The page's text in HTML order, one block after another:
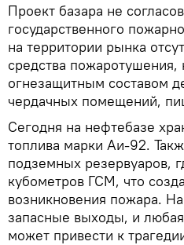
Проект базара не
государственного
на территории рынка
средства пожаротушения,
огнезащитным составом
чердачных помещений,
Сегодня на нефтебазе
топлива марки Аи-92.
подземных резервуаров,
кубометров ГСМ, что
возникновения пожара.
запасные выходы, и
может привести к